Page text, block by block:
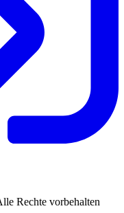
Rechte vorbehalten